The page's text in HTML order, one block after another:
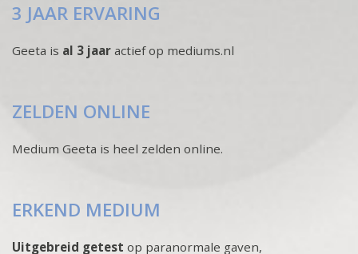
3 JAAR ERVARING
Geeta is al 3 jaar actief op mediums.nl
ZELDEN ONLINE
Medium Geeta is heel zelden online.
ERKEND MEDIUM
Uitgebreid getest op paranormale gaven,